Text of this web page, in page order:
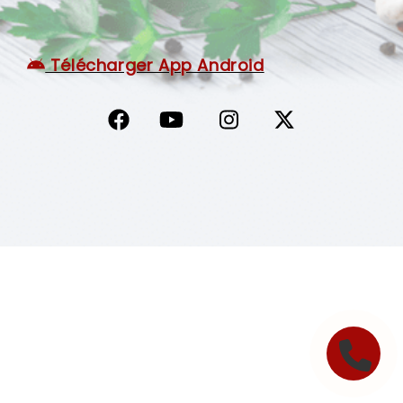
C.G.V
Télécharger App Android